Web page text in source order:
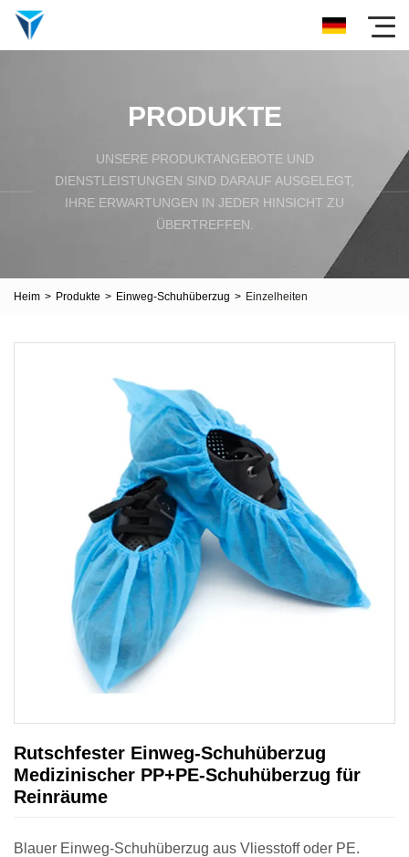
PRODUKTE
UNSERE PRODUKTANGEBOTE UND
DIENSTLEISTUNGEN SIND DARAUF AUSGELEGT,
IHRE ERWARTUNGEN IN JEDER HINSICHT ZU
ÜBERTREFFEN.
Heim > Produkte > Einweg-Schuhüberzug > Einzelheiten
Rutschfester Einweg-Schuhüberzug
Medizinischer PP+PE-Schuhüberzug für
Reinräume
Blauer Einweg-Schuhüberzug aus Vliesstoff oder PE.